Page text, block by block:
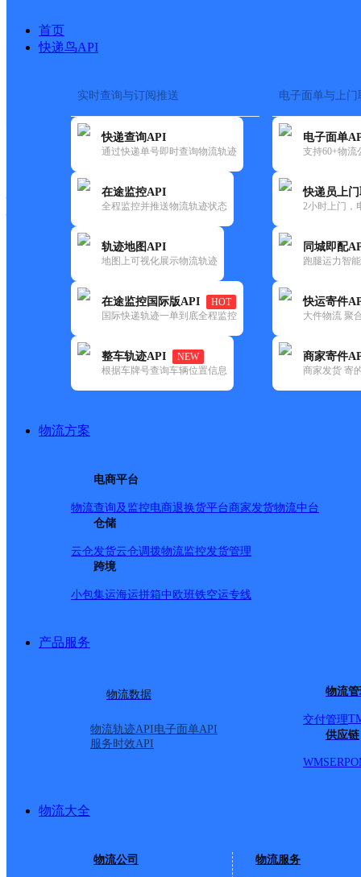
首页
快递鸟API
实时查询与订阅推送
快递查询API
通过快递单号即时查询物流轨迹
在途监控API
全程监控并推送物流轨迹状态
轨迹地图API
地图上可视化展示物流轨迹
在途监控国际版API
HOT
国际快递轨迹一单到底全程监控
整车轨迹API
NEW
根据车牌号查询车辆位置信息
电子面单与上门
电子面单
支持60+物流
快递员上
2小时上门，
同城即配
跑腿运力智
快运寄件
大件物流 聚
商家寄件
商家发货 寄
物流方案
电商平台
物流查询及监控电商退换货平台商家发货物流中台
仓储
云仓发货云仓调拨物流监控发货管理
跨境
小包集运海运拼箱中欧班铁空运专线
产品服务
物流数据
物流轨迹API电子面单API
服务时效API
物流
交付管理
供应链
WMSERP
物流大全
物流公司 物流服务
快运大全 快递时效
韵达
河南林州市公司五龙镇分部
更新时间：2022-07-14 00:00:00
所属快递：韵达速递
所属区域：河南省-安阳市-林州市
网点地址：河南省安阳市林州市五龙镇石关村国家电网对面
网点负责人：